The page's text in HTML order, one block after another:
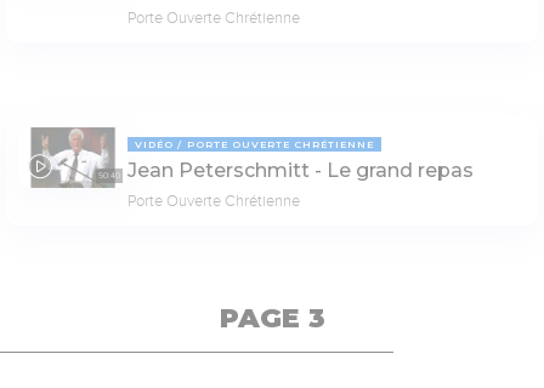
Porte Ouverte Chrétienne
50:40
VIDÉO PORTE OUVERTE CHRÉTIENNE
Jean Peterschmitt - Le grand repas
Porte Ouverte Chrétienne
PAGE 3